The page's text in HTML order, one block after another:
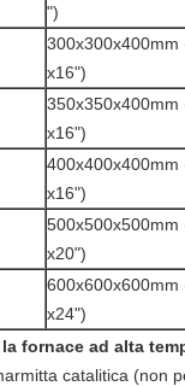
")
300x300x400mm
x16")
350x350x400mm
x16")
400x400x400mm
x16")
500x500x500mm
x20")
600x600x600mm
x24")
fornace ad alta
catalitica (non